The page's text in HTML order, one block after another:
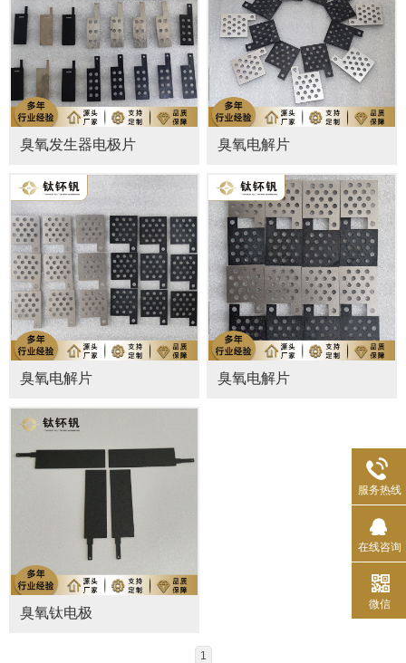
臭氧发生器电极片 臭氧电解片
臭氧电解片 臭氧电解片
臭氧钛电极
1
服务热线
在线咨询
微信